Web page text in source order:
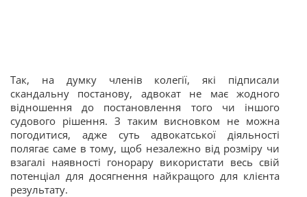
Так, на думку членів колегії, які підписали
скандальну постанову, адвокат не має жодного
відношення до постановлення того чи іншого
судового рішення. З таким висновком не можна
погодитися, адже суть адвокатської діяльності
полягає саме в тому, щоб незалежно від розміру чи
взагалі наявності гонорару використати весь свій
потенціал для досягнення найкращого для клієнта
результату.